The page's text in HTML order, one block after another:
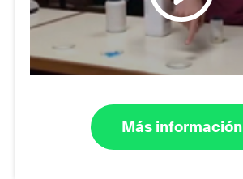
Más información